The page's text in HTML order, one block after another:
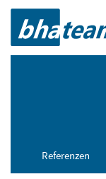
Referenzen